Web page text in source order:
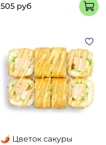
505 руб
🌶 Цветок сакуры